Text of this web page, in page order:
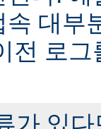
대부
전 로